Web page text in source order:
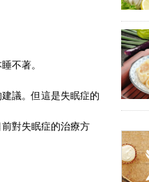
不著。
議。但這是失眠症的
對失眠症的治療方